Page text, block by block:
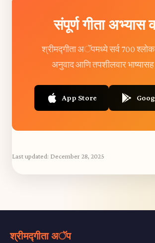
संपूर्ण गीता अभ्यास
श्रीमद्गीता अॅपमध्ये सर्व 700
अनुवाद आणि तपशीलवार भाष्यासह
App Store
Last updated: December 28, 2025
श्रीमद्गीता अॅप